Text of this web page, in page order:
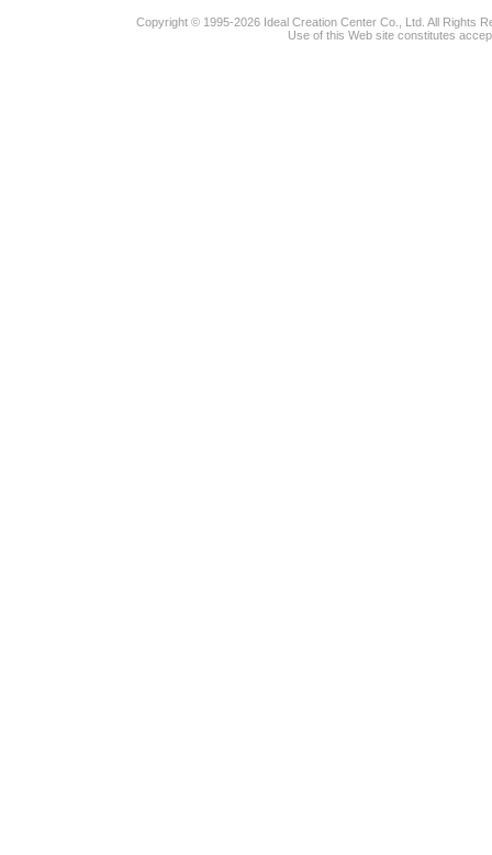
Copyright © 1995-2026 Ideal Creation Center Co., Ltd. All Rights
Use of this Web site constitutes